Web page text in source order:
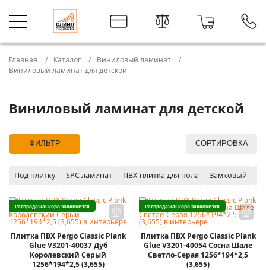
Главная Каталог
Виниловый ламинат
Виниловый ламинат для детской
Виниловый ламинат для детской
ФИЛЬТР СОРТИРОВКА
Под плитку SPC ламинат ПВХ-плитка для пола Замковый
РаспродажаСкоро закончится
Плитка ПВХ Pergo Classic Plank
Glue V3201-40037 Дуб
Королевский Серый
1256*194*2,5 (3,655)
РаспродажаСкоро закончится
Плитка ПВХ Pergo Classic Plank
Glue V3201-40054 Сосна Шале
Светло-Серая 1256*194*2,5
(3,655)